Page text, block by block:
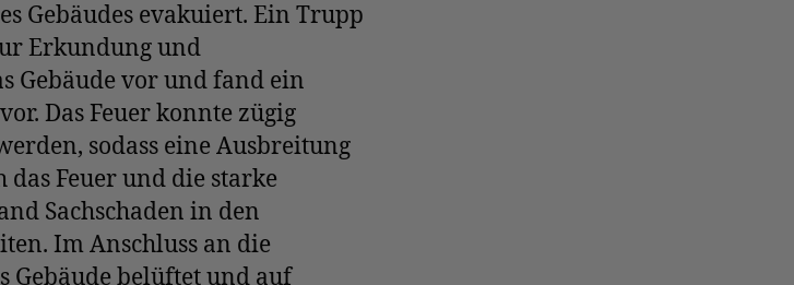
Gebäudes evakuiert. Ein Trupp
Erkundung und
Gebäude vor und fand ein
Das Feuer konnte zügig
sodass eine Ausbreitung
Feuer und die starke
Sachschaden in den
Im Anschluss an die
Gebäude belüftet und auf